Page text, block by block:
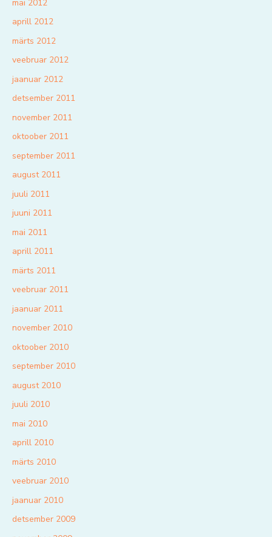
mai 2012
aprill 2012
märts 2012
veebruar 2012
jaanuar 2012
detsember 2011
november 2011
oktoober 2011
september 2011
august 2011
juuli 2011
juuni 2011
mai 2011
aprill 2011
märts 2011
veebruar 2011
jaanuar 2011
november 2010
oktoober 2010
september 2010
august 2010
juuli 2010
mai 2010
aprill 2010
märts 2010
veebruar 2010
jaanuar 2010
detsember 2009